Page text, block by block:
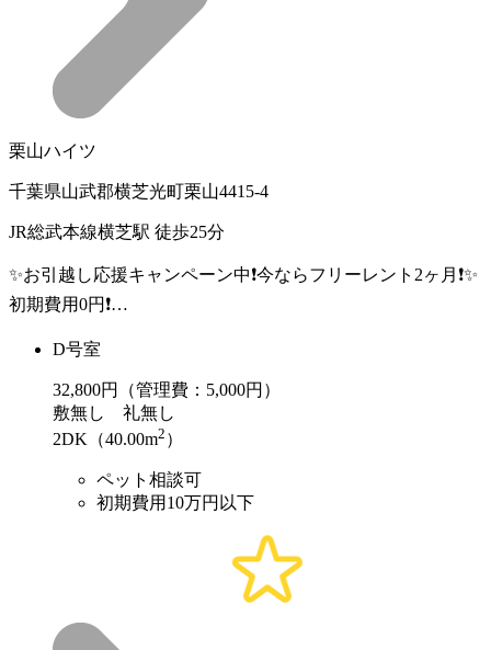
栗山ハイツ
千葉県山武郡横芝光町栗山4415-4
JR総武本線横芝駅 徒歩25分
✨️お引越し応援キャンペーン中❗️今ならフリーレント2ヶ月❗️✨️
初期費用0円❗…
D号室
32,800円（管理費：5,000円）
敷無し 礼無し
2DK（40.00m2 ）
ペット相談可
初期費用10万円以下